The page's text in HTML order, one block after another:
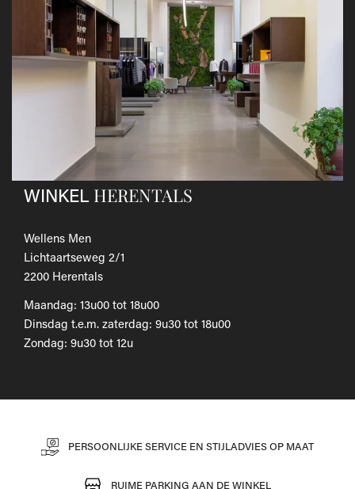
andere koerier; de kosten hiervan zijn voor eigen
rekening.
Gebruik hiervoor hetretourformulier.
​Het door jou betaalde bedrag wordt zo snel mogelijk
teruggestort.
Als je het wilt omruilen voor een ander artikel, dien je een
nieuwe bestelling te plaatsen.
Voor onze uitgebreide beleid betreffende verzenden en
retourneren, raadpleeg onze Veelgestelde vragen
WINKEL HERENTALS
Wellens Men
Lichtaartseweg 2/1
2200 Herentals
Maandag: 13u00 tot 18u00
Dinsdag t.e.m. zaterdag: 9u30 tot 18u00
Zondag: 9u30 tot 12u
PERSOONLIJKE SERVICE EN STIJLADVIES OP MAAT
RUIME PARKING AAN DE WINKEL